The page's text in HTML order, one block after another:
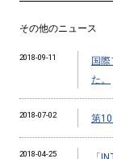
その他のニュース
2018-09-11
国
た。
2018-07-02 第
2018-04-25